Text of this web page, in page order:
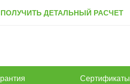
ПОЛУЧИТЬ ДЕТАЛЬНЫЙ РАСЧЕТ
Сертификаты